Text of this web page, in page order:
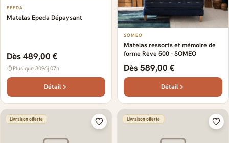
EPEDA
Matelas Epeda Dépaysant
Dès 489,00 €
Plus que 3096j 07h
Détail
SOMEO
Matelas ressorts et mémoire de
forme Rêve 500 - SOMEO
Dès 589,00 €
Détail
Livraison offerte Livraison offerte